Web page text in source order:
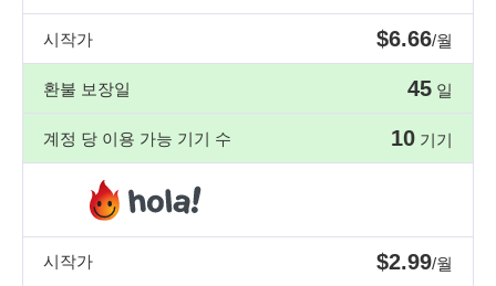
시작가 $6.66/월
환불 보장일 45 일
계정 당 이용 가능 기기 수 10 기기
시작가 $2.99/월